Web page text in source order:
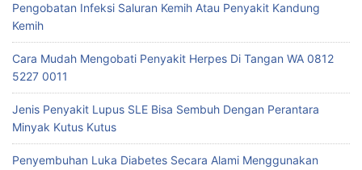
Pengobatan Infeksi Saluran Kemih Atau Penyakit Kandung
Kemih
Cara Mudah Mengobati Penyakit Herpes Di Tangan WA 0812
5227 0011
Jenis Penyakit Lupus SLE Bisa Sembuh Dengan Perantara
Minyak Kutus Kutus
Penyembuhan Luka Diabetes Secara Alami Menggunakan